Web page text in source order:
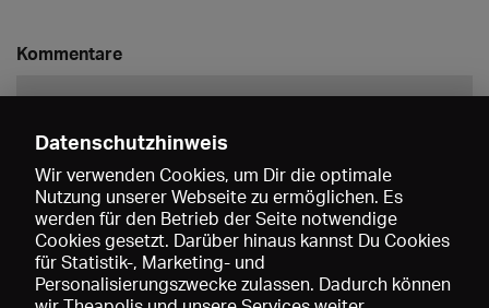
Kommentare
Speichern
Datenschutzhinweis
Wir verwenden Cookies, um Dir die optimale
Nutzung unserer Webseite zu ermöglichen. Es
werden für den Betrieb der Seite notwendige
Cookies gesetzt. Darüber hinaus kannst Du Cookies
für Statistik-, Marketing- und
Personalisierungszwecke zulassen. Dadurch können